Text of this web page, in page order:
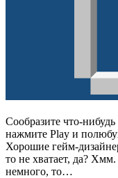
Сообразите что-
нажмите Play и
Хорошие гейм-
то не хватает, да?
немного, то…